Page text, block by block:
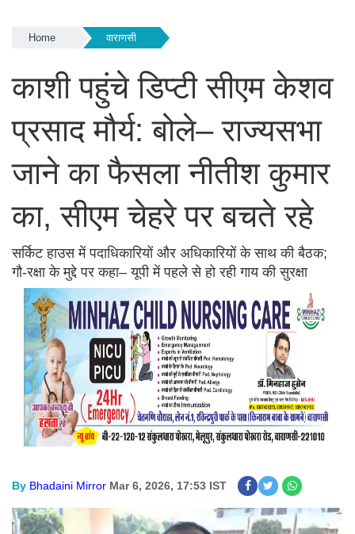
Home वाराणसी
काशी पहुंचे डिप्टी सीएम केशव
प्रसाद मौर्य: बोले– राज्यसभा
जाने का फैसला नीतीश कुमार
का, सीएम चेहरे पर बचते रहे
सर्किट हाउस में पदाधिकारियों और अधिकारियों के साथ की बैठक;
गौ-रक्षा के मुद्दे पर कहा– यूपी में पहले से हो रही गाय की सुरक्षा
By Bhadaini Mirror Mar 6, 2026, 17:53 IST